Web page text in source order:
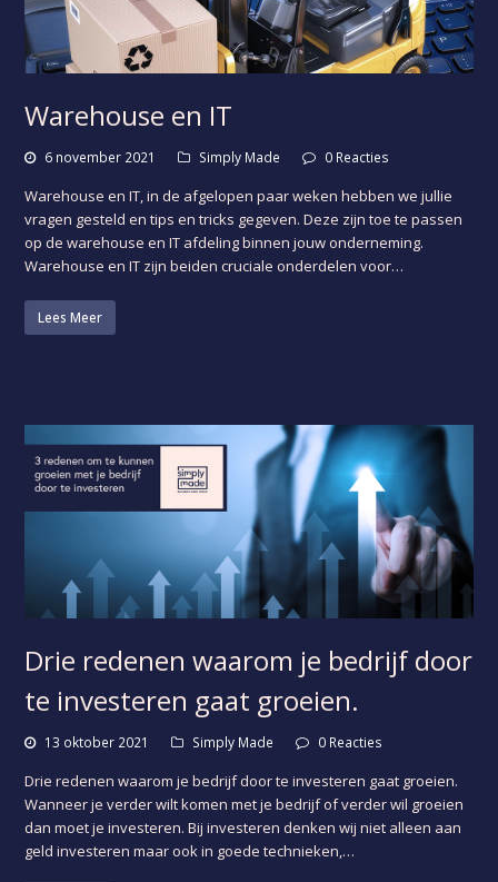
Warehouse en IT
6 november 2021 Simply Made 0 Reacties
Warehouse en IT, in de afgelopen paar weken hebben we jullie
vragen gesteld en tips en tricks gegeven. Deze zijn toe te passen
op de warehouse en IT afdeling binnen jouw onderneming.
Warehouse en IT zijn beiden cruciale onderdelen voor…
Lees Meer
Drie redenen waarom je bedrijf door
te investeren gaat groeien.
13 oktober 2021 Simply Made 0 Reacties
Drie redenen waarom je bedrijf door te investeren gaat groeien.
Wanneer je verder wilt komen met je bedrijf of verder wil groeien
dan moet je investeren. Bij investeren denken wij niet alleen aan
geld investeren maar ook in goede technieken,…